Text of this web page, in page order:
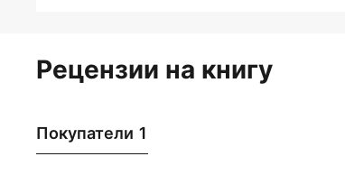
Рецензии на книгу
Покупатели 1